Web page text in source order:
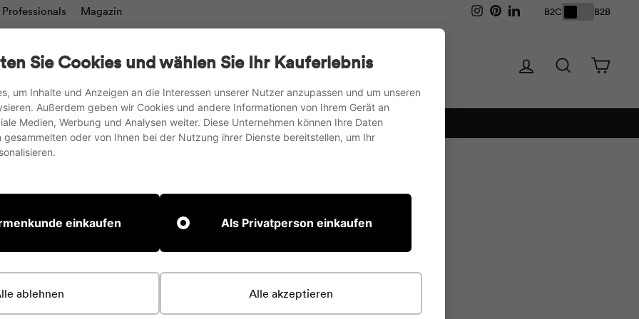
Sie Cookies und wählen Sie Ihr Kauferlebnis
um Inhalte und Anzeigen an die Interessen unserer Nutzer anzupassen und um unseren
Außerdem geben wir Cookies und andere Informationen von Ihrem Gerät an
Medien, Werbung und Analysen weiter. Diese Unternehmen können Ihre Daten
oder von Ihnen bei der Nutzung ihrer Dienste bereitstellen, um Ihr
einkaufen Als Privatperson einkaufen
ablehnen Alle akzeptieren
Professionals Magazin Instagram
PinterestLinkedIn
B2C B2B
EinloggenSuche
Pause
wir versenden in die EU, nach UK und in die Schweiz